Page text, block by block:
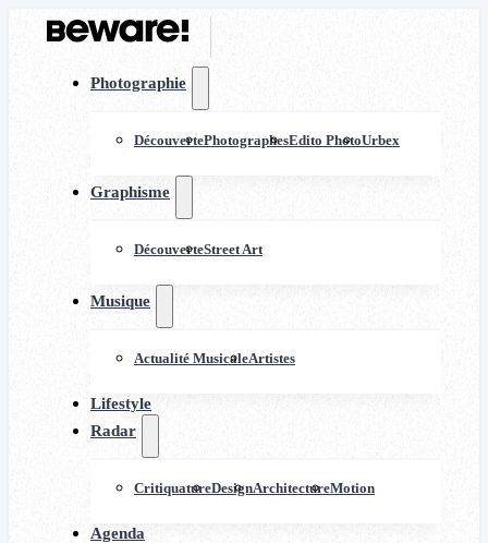
Photographie
DécouvertePhotographesEdito PhotoUrbex
Graphisme
DécouverteStreet Art
Musique
Actualité MusicaleArtistes
Lifestyle
Radar
CritiquatureDesignArchitectureMotion
Agenda